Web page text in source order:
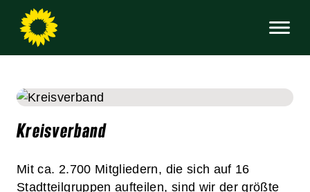
Kreisverband
Mit ca. 2.700 Mitgliedern, die sich auf 16
Stadtteilgruppen aufteilen, sind wir der größte